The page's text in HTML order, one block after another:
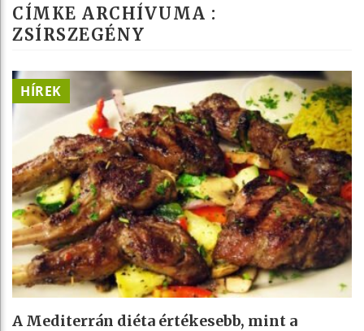
CÍMKE ARCHÍVUMA :
ZSÍRSZEGÉNY
HÍREK
A Mediterrán diéta értékesebb, mint a